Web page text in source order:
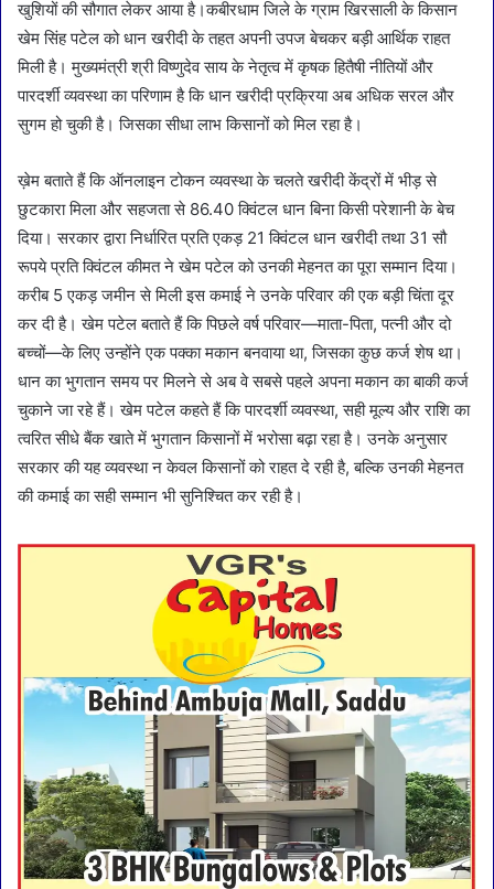
खुशियों की सौगात लेकर आया है।कबीरधाम जिले के ग्राम खिरसाली के किसान
खेम सिंह पटेल को धान खरीदी के तहत अपनी उपज बेचकर बड़ी आर्थिक राहत
मिली है। मुख्यमंत्री श्री विष्णुदेव साय के नेतृत्व में कृषक हितैषी नीतियों और
पारदर्शी व्यवस्था का परिणाम है कि धान खरीदी प्रक्रिया अब अधिक सरल और
सुगम हो चुकी है। जिसका सीधा लाभ किसानों को मिल रहा है।
ख़ेम बताते हैं कि ऑनलाइन टोकन व्यवस्था के चलते खरीदी केंद्रों में भीड़ से
छुटकारा मिला और सहजता से 86.40 क्विंटल धान बिना किसी परेशानी के बेच
दिया। सरकार द्वारा निर्धारित प्रति एकड़ 21 क्विंटल धान खरीदी तथा 31 सौ
रूपये प्रति क्विंटल कीमत ने खेम पटेल को उनकी मेहनत का पूरा सम्मान दिया।
करीब 5 एकड़ जमीन से मिली इस कमाई ने उनके परिवार की एक बड़ी चिंता दूर
कर दी है। खेम पटेल बताते हैं कि पिछले वर्ष परिवार—माता-पिता, पत्नी और दो
बच्चों—के लिए उन्होंने एक पक्का मकान बनवाया था, जिसका कुछ कर्ज शेष था।
धान का भुगतान समय पर मिलने से अब वे सबसे पहले अपना मकान का बाकी कर्ज
चुकाने जा रहे हैं। खेम पटेल कहते हैं कि पारदर्शी व्यवस्था, सही मूल्य और राशि का
त्वरित सीधे बैंक खाते में भुगतान किसानों में भरोसा बढ़ा रहा है। उनके अनुसार
सरकार की यह व्यवस्था न केवल किसानों को राहत दे रही है, बल्कि उनकी मेहनत
की कमाई का सही सम्मान भी सुनिश्चित कर रही है।